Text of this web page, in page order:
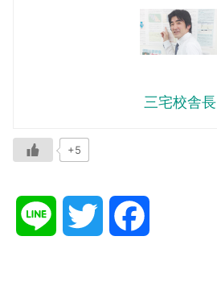
三宅校舎長
+5